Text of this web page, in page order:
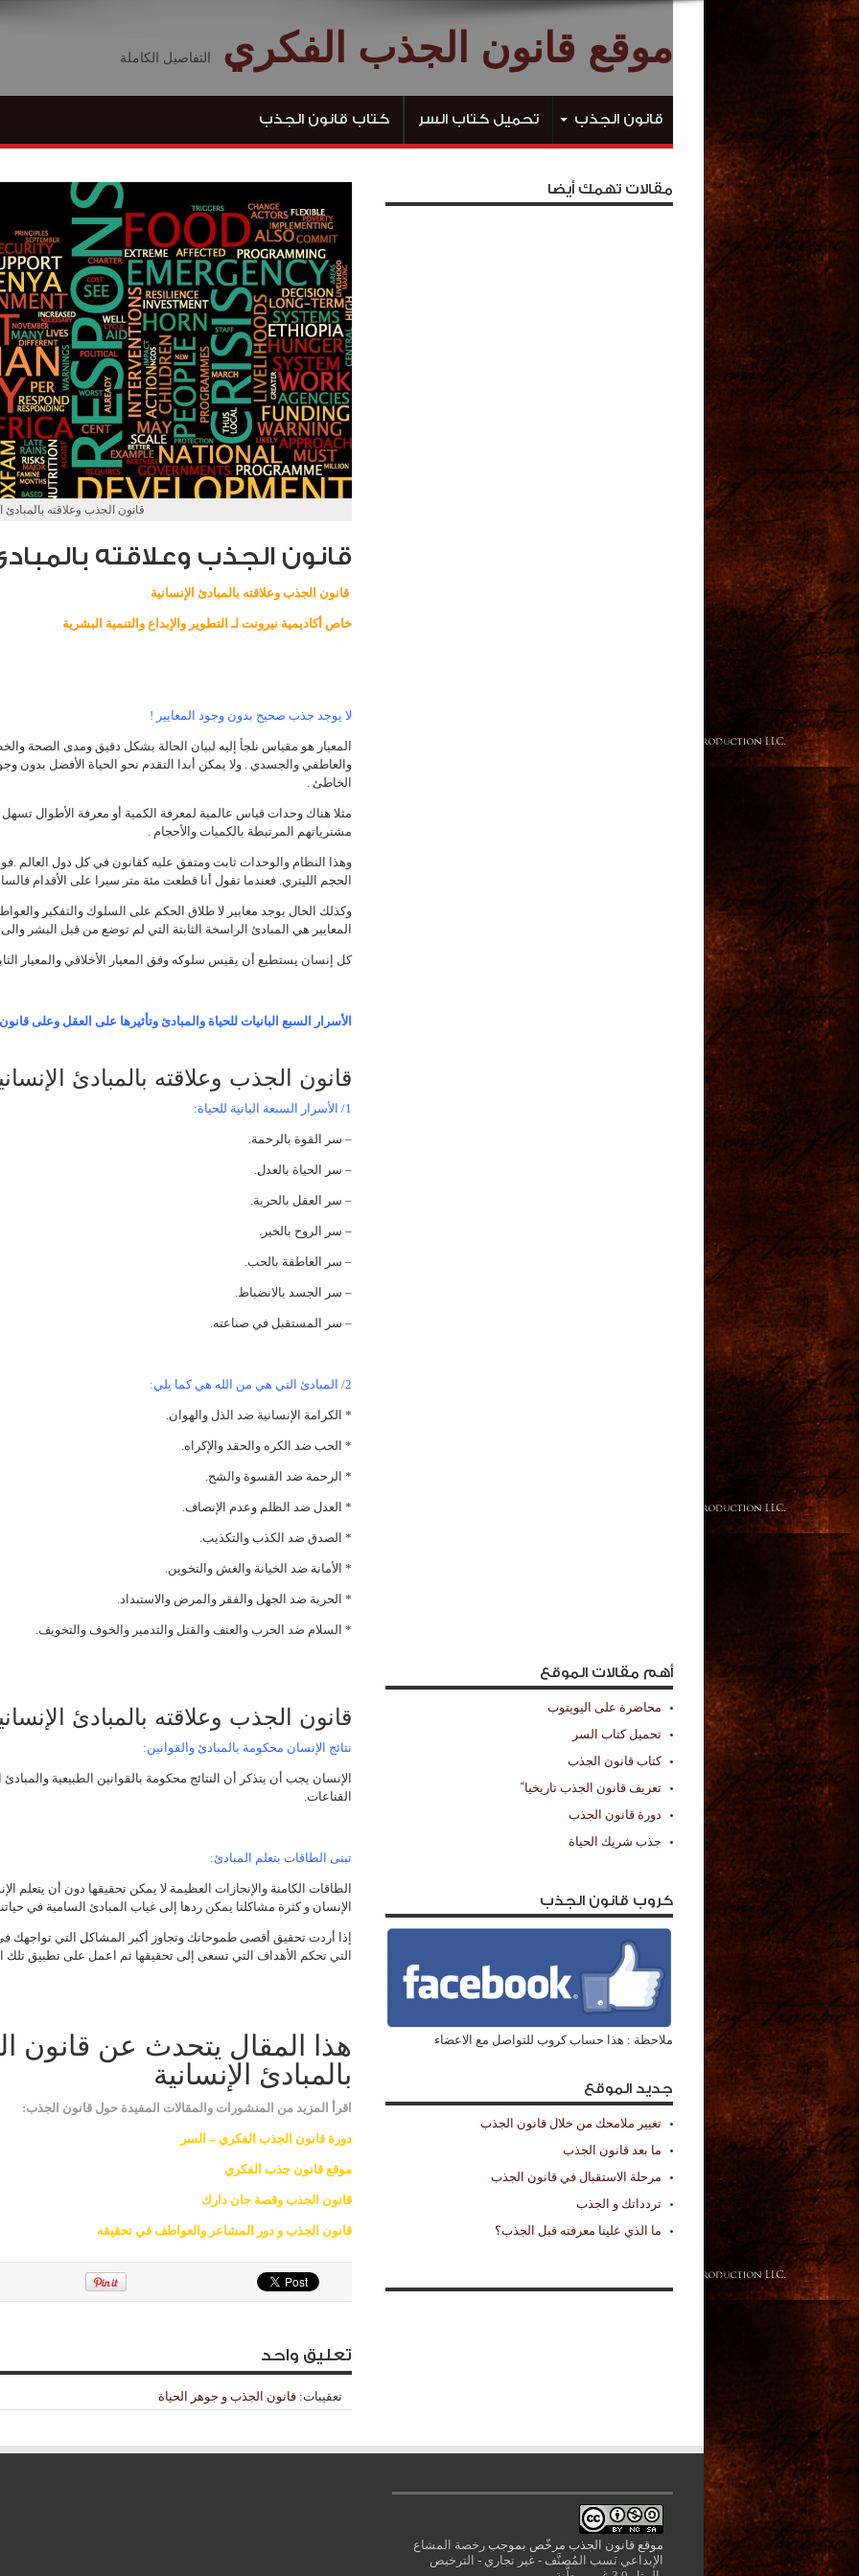
موقع قانون الجذب الفكري التفاصيل الكاملة
قانون الجذب تحميل كتاب السر كتاب قانون الجذب
قانون الجذب وعلاقته بالمبادئ
قانون الجذب وعلاقته
قانون الجذب وعلاقته بالمبادئ الإنسانية
خاص أكاديمية نيرونت لـ التطوير والإبداع والتنمية البشرية
لا يوجد جذب صحيح بدون وجود المعايير !
المعيار هو مقياس نلجأ إليه لبيان الحالة بشكل دقيق ومدى الصحة
والعاطفي والجسدي . ولا يمكن أبدا التقدم نحو الحياة الأفضل بدون
الخاطئ .
مثلا هناك وحدات قياس عالمية لمعرفة الكمية أو معرفة الأطوال
مشترياتهم المرتبطة بالكميات والأحجام .
وهذا النظام والوحدات ثابت ومتفق عليه كقانون في كل دول العالم
الحجم الليتري. فعندما تقول أنا قطعت مئة متر سيرا على الأقدام
وكذلك الحال يوجد معايير لا طلاق الحكم على السلوك والتفكير
المعايير هي المبادئ الراسخة الثابتة التي لم توضع من قبل البشر والى
كل إنسان يستطيع أن يقيس سلوكه وفق المعيار الأخلاقي والمعيار
الأسرار السبع البانيات للحياة والمبادئ وتأثيرها على العقل وعلى
قانون الجذب وعلاقته بالمبادئ
1/ الأسرار السبعة البانية للحياة:
– سر القوة بالرحمة.
– سر الحياة بالعدل.
– سر العقل بالحرية.
– سر الروح بالخير.
– سر العاطفة بالحب.
– سر الجسد بالانضباط.
– سر المستقبل في صناعته.
2/ المبادئ التي هي من الله هي كما يلي:
* الكرامة الإنسانية ضد الذل والهوان.
* الحب ضد الكره والحقد والإكراه.
* الرحمة ضد القسوة والشح.
* العدل ضد الظلم وعدم الإنصاف.
* الصدق ضد الكذب والتكذيب.
* الأمانة ضد الخيانة والغش والتخوين.
* الحرية ضد الجهل والفقر والمرض والاستبداد.
* السلام ضد الحرب والعنف والقتل والتدمير والخوف والتخويف.
قانون الجذب وعلاقته بالمبادئ
نتائج الإنسان محكومة بالمبادئ والقوانين:
الإنسان يجب أن يتذكر أن النتائج محكومة بالقوانين الطبيعية والمبادئ
القناعات.
تبنى الطاقات بتعلم المبادئ:
الطاقات الكامنة والإنجازات العظيمة لا يمكن تحقيقها دون أن يتعلم
الإنسان و كثرة مشاكلنا يمكن ردها إلى غياب المبادئ السامية في
إذا أردت تحقيق أقصى طموحاتك وتجاوز أكبر المشاكل التي تواجهك في
التي تحكم الأهداف التي تسعى إلى تحقيقها ثم اعمل على تطبيق تلك
هذا المقال يتحدث عن قانون
بالمبادئ الإنسانية
اقرأ المزيد من المنشورات والمقالات المفيدة حول قانون الجذب:
دورة قانون الجذب الفكري – السر
موقع قانون جذب الفكري
قانون الجذب وقصة جان دارك
قانون الجذب و دور المشاعر والعواطف في تحقيقه
تعليق واحد
تعقيبات:قانون الجذب و جوهر الحياة
مقالات تهمك أيضا
أهم مقالات الموقع
محاضرة على اليويتوب
تحميل كتاب السر
كتاب قانون الجذب
تعريف قانون الجذب تاريخيا ً
دورة قانون الجذب
جذب شريك الحياة
كروب قانون الجذب
ملاحظة : هذا حساب كروب للتواصل مع الاعضاء
جديد الموقع
تغيير ملامحك من خلال قانون الجذب
ما بعد قانون الجذب
مرحلة الاستقبال في قانون الجذب
تردداتك و الجذب
ما الذي علينا معرفته قبل الجذب؟
موقع قانون الجذب مرخّص بموجبرخصة المشاع
الإبداعي نَسب المُصنَّف - غير تجاري - الترخيص